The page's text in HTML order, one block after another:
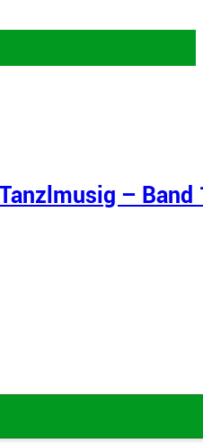
– Band